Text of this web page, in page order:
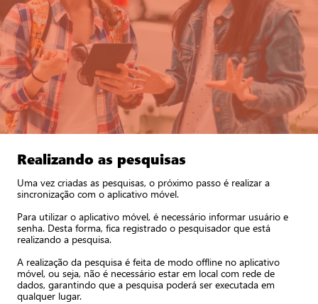
Realizando as pesquisas
Uma vez criadas as pesquisas, o próximo passo é realizar a
sincronização com o aplicativo móvel.
Para utilizar o aplicativo móvel, é necessário informar usuário e
senha. Desta forma, fica registrado o pesquisador que está
realizando a pesquisa.
A realização da pesquisa é feita de modo offline no aplicativo
móvel, ou seja, não é necessário estar em local com rede de
dados, garantindo que a pesquisa poderá ser executada em
qualquer lugar.